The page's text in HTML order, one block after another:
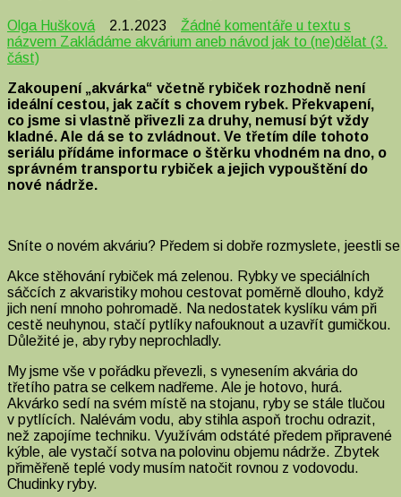
Olga Hušková 2.1.2023 Žádné komentáře u textu s
názvem Zakládáme akvárium aneb návod jak to (ne)dělat (3.
část)
Zakoupení „akvárka“ včetně rybiček rozhodně není
ideální cestou, jak začít s chovem rybek. Překvapení,
co jsme si vlastně přivezli za druhy, nemusí být vždy
kladné. Ale dá se to zvládnout. Ve třetím díle tohoto
seriálu přídáme informace o štěrku vhodném na dno, o
správném transportu rybiček a jejich vypouštění do
nové nádrže.
Sníte o novém akváriu? Předem si dobře rozmyslete, jeestli
Akce stěhování rybiček má zelenou. Rybky ve speciálních
sáčcích z akvaristiky mohou cestovat poměrně dlouho, když
jich není mnoho pohromadě. Na nedostatek kyslíku vám při
cestě neuhynou, stačí pytlíky nafouknout a uzavřít gumičkou.
Důležité je, aby ryby neprochladly.
My jsme vše v pořádku převezli, s vynesením akvária do
třetího patra se celkem nadřeme. Ale je hotovo, hurá.
Akvárko sedí na svém místě na stojanu, ryby se stále tlučou
v pytlících. Nalévám vodu, aby stihla aspoň trochu odrazit,
než zapojíme techniku. Využívám odstáté předem připravené
kýble, ale vystačí sotva na polovinu objemu nádrže. Zbytek
přiměřeně teplé vody musím natočit rovnou z vodovodu.
Chudinky ryby.